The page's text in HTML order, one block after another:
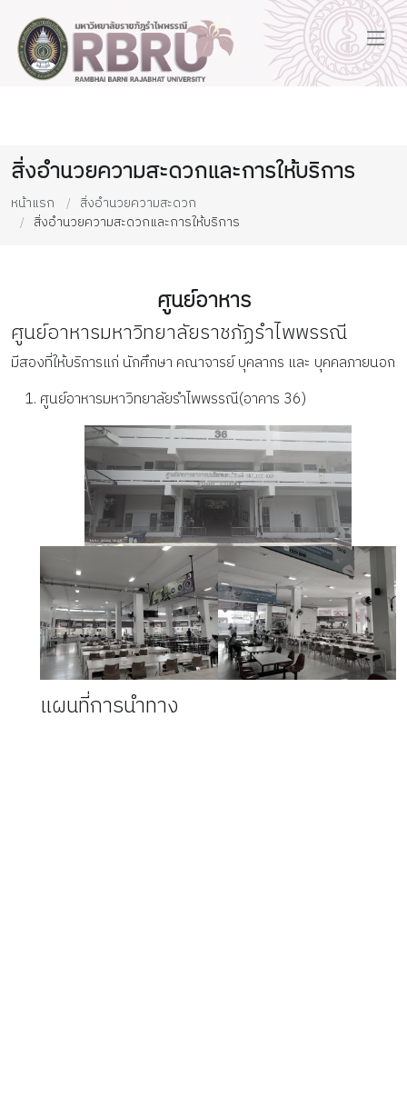
สิ่งอำนวยความสะดวกและการให้บริการ
หน้าแรก
สิ่งอำนวยความสะดวก
สิ่งอำนวยความสะดวกและการให้บริการ
ศูนย์อาหาร
ศูนย์อาหารมหาวิทยาลัยราชภัฏรำไพพรรณี
มีสองที่ให้บริการแก่ นักศึกษา คณาจารย์ บุคลากร และ บุคคลภายนอก
ศูนย์อาหารมหาวิทยาลัยรำไพพรรณี(อาคาร 36)
แผนที่การนำทาง